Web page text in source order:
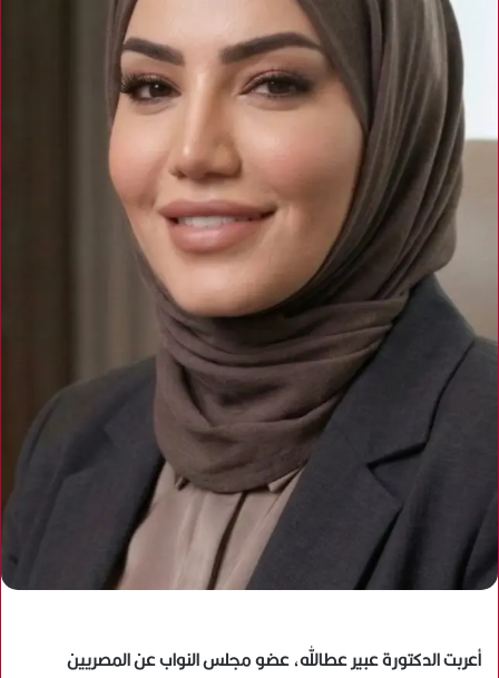
أعربت الدكتورة عبير عطالله، عضو مجلس النواب عن المصريين